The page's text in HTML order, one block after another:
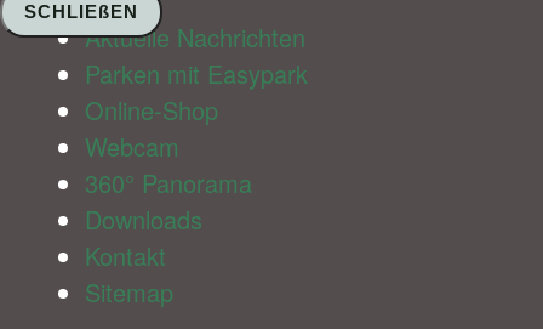
Aktuelle Nachrichten
Parken mit Easypark
Online-Shop
Webcam
360° Panorama
Downloads
Kontakt
Sitemap
SCHLIEßEN